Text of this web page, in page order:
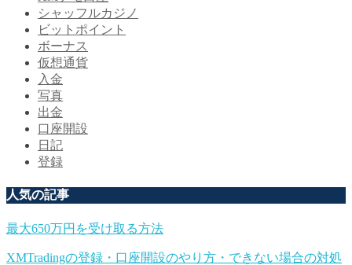
シャッフルカジノ
ビットポイント
ボーナス
仮想通貨
入金
写真
出金
口座開設
日記
登録
人気の記事
最大650万円を受け取る方法
XMTradingの登録・口座開設のやり方・できない場合の対処